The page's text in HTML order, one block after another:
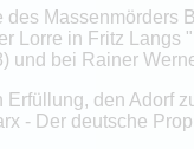
Lorre in Fritz
und bei Rainer
den Adorf
- Der deutsche